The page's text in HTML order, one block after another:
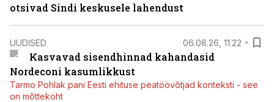
otsivad Sindi keskusele lahendust
UUDISED 06.08.26, 11:22
Kasvavad sisendhinnad kahandasid
Nordeconi kasumlikkust
Tarmo Pohlak pani Eesti ehituse peatöövõtjad konteksti - see
on mõttekoht